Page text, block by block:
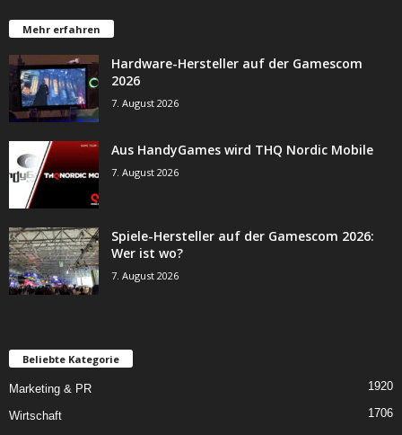
Mehr erfahren
Hardware-Hersteller auf der Gamescom
2026
7. August 2026
Aus HandyGames wird THQ Nordic Mobile
7. August 2026
Spiele-Hersteller auf der Gamescom 2026:
Wer ist wo?
7. August 2026
Beliebte Kategorie
Marketing & PR 1920
Wirtschaft
1706